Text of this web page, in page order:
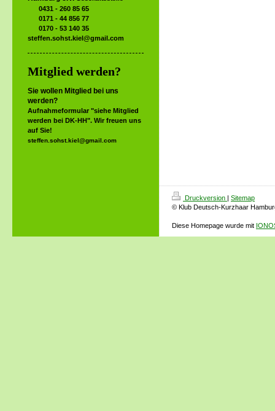
0431 - 260 85 65
0171 - 44 856 77
0170 - 53 140 35
steffen.sohst.kiel@gmail.com
Mitglied werden?
Sie wollen Mitglied bei uns
werden?
Aufnahmeformular "siehe Mitglied
werden bei DK-HH". Wir freuen uns
auf Sie!
steffen.sohst.kiel@gmail.com
Druckversion | Sitemap
© Klub Deutsch-Kurzhaar
Diese Homepage wurde mit